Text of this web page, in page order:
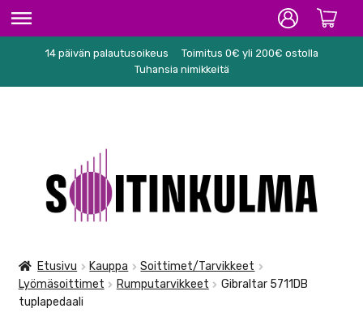
ETUSIVU
KARAOKE
NUOTIT
TARVIKKEET
14 päivän palautusoikeus
Toimitus 0€ yli 200€ ostolla
Tuhansia nimikkeitä
navigointiin
sisältöön
Etusivu Kauppa
Soittimet/Tarvikkeet
Lyömäsoittimet
Rumputarvikkeet
Gibraltar 5711DB
tuplapedaali